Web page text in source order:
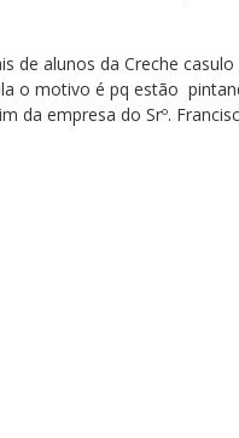
de alunos da Creche
o motivo é pq estão
da empresa do Srº.